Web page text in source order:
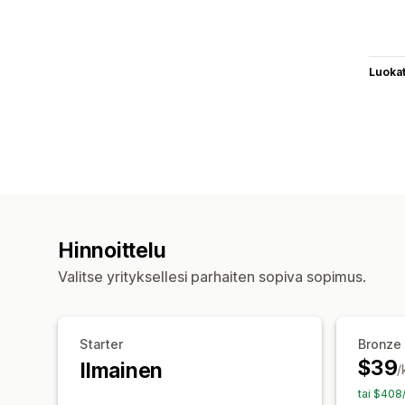
Luokat
Hinnoittelu
Valitse yrityksellesi parhaiten sopiva sopimus.
Starter
Ilmainen
Bronze
$39/
tai